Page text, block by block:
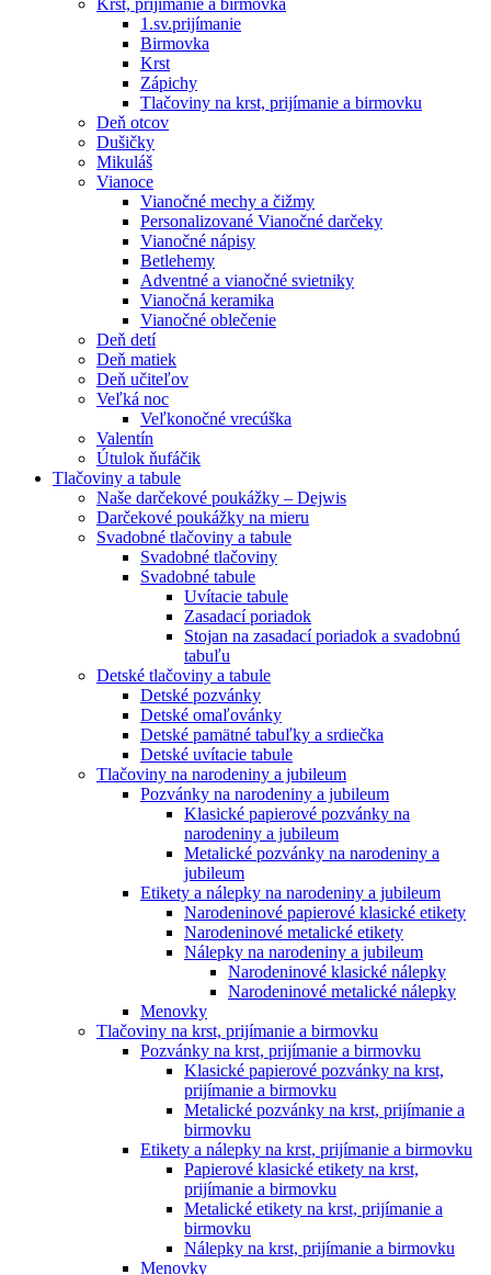
Krst, prijímanie a birmovka
1.sv.prijímanie
Birmovka
Krst
Zápichy
Tlačoviny na krst, prijímanie a birmovku
Deň otcov
Dušičky
Mikuláš
Vianoce
Vianočné mechy a čižmy
Personalizované Vianočné darčeky
Vianočné nápisy
Betlehemy
Adventné a vianočné svietniky
Vianočná keramika
Vianočné oblečenie
Deň detí
Deň matiek
Deň učiteľov
Veľká noc
Veľkonočné vrecúška
Valentín
Útulok ňufáčik
Tlačoviny a tabule
Naše darčekové poukážky – Dejwis
Darčekové poukážky na mieru
Svadobné tlačoviny a tabule
Svadobné tlačoviny
Svadobné tabule
Uvítacie tabule
Zasadací poriadok
Stojan na zasadací poriadok a svadobnú
tabuľu
Detské tlačoviny a tabule
Detské pozvánky
Detské omaľovánky
Detské pamätné tabuľky a srdiečka
Detské uvítacie tabule
Tlačoviny na narodeniny a jubileum
Pozvánky na narodeniny a jubileum
Klasické papierové pozvánky na
narodeniny a jubileum
Metalické pozvánky na narodeniny a
jubileum
Etikety a nálepky na narodeniny a jubileum
Narodeninové papierové klasické etikety
Narodeninové metalické etikety
Nálepky na narodeniny a jubileum
Narodeninové klasické nálepky
Narodeninové metalické nálepky
Menovky
Tlačoviny na krst, prijímanie a birmovku
Pozvánky na krst, prijímanie a birmovku
Klasické papierové pozvánky na krst,
prijímanie a birmovku
Metalické pozvánky na krst, prijímanie a
birmovku
Etikety a nálepky na krst, prijímanie a birmovku
Papierové klasické etikety na krst,
prijímanie a birmovku
Metalické etikety na krst, prijímanie a
birmovku
Nálepky na krst, prijímanie a birmovku
Menovky